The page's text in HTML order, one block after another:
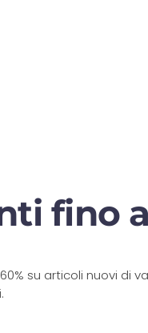
fino
su articoli nuovi